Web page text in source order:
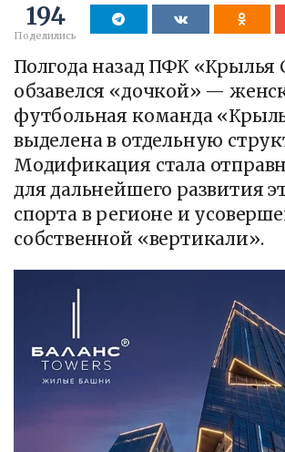
194
Поделились
Полгода назад ПФК «Крылья
обзавелся «дочкой» —
футбольная команда
выделена в отдельную
Модификация стала
для дальнейшего развития
спорта в регионе и
собственной «вертикали».